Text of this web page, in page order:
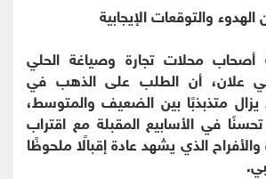
والتوقعات الإيجابية
أصحاب محلات تجارة وصياغة الحلي
علان، أن الطلب على الذهب في
يزال متذبذبًا بين الضعيف والمتوسط،
في الأسابيع المقبلة مع اقتراب
الذي يشهد عادة إقبالًا ملحوظًا